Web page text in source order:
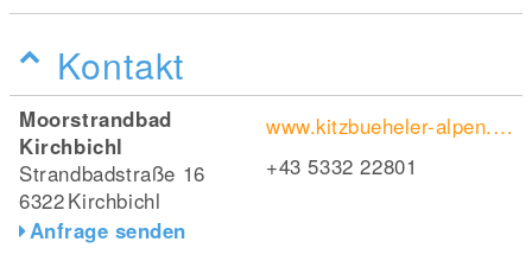
Kontakt
Moorstrandbad
Kirchbichl
Strandbadstraße 16
6322Kirchbichl
Anfrage senden
www.kitzbueheler-alpen.com/de/kirchbichl/sommer/moorstrandbad.html
+43 5332 22801